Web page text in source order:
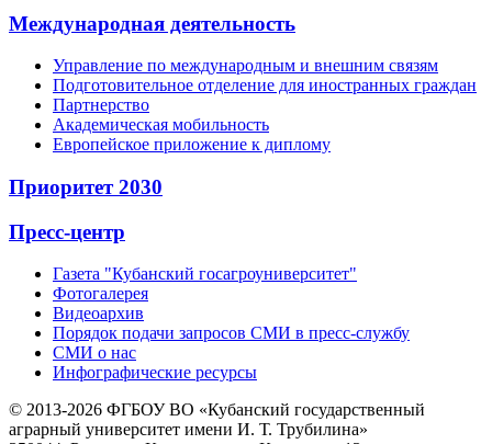
Международная деятельность
Управление по международным и внешним связям
Подготовительное отделение для иностранных граждан
Партнерство
Академическая мобильность
Европейское приложение к диплому
Приоритет 2030
Пресс-центр
Газета "Кубанский госагроуниверситет"
Фотогалерея
Видеоархив
Порядок подачи запросов СМИ в пресс-службу
СМИ о нас
Инфографические ресурсы
© 2013-2026 ФГБОУ ВО «Кубанский государственный
аграрный университет имени И. Т. Трубилина»